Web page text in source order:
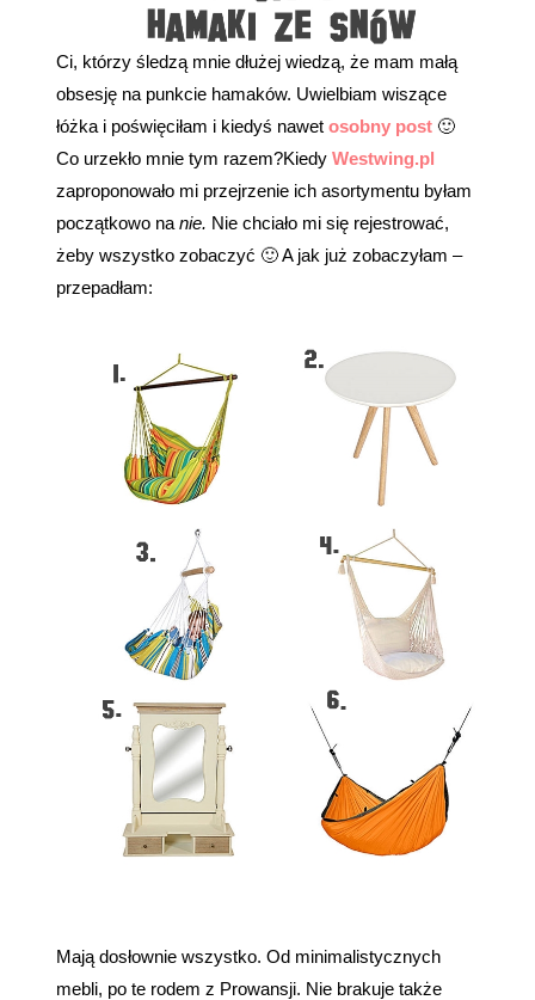
Ci, którzy śledzą mnie dłużej wiedzą, że mam małą
obsesję na punkcie hamaków. Uwielbiam wiszące
łóżka i poświęciłam i kiedyś nawet osobny post 🙂
Co urzekło mnie tym razem?Kiedy Westwing.pl
zaproponowało mi przejrzenie ich asortymentu byłam
początkowo na nie. Nie chciało mi się rejestrować,
żeby wszystko zobaczyć 🙂 A jak już zobaczyłam –
przepadłam:
Mają dosłownie wszystko. Od minimalistycznych
mebli, po te rodem z Prowansji. Nie brakuje także